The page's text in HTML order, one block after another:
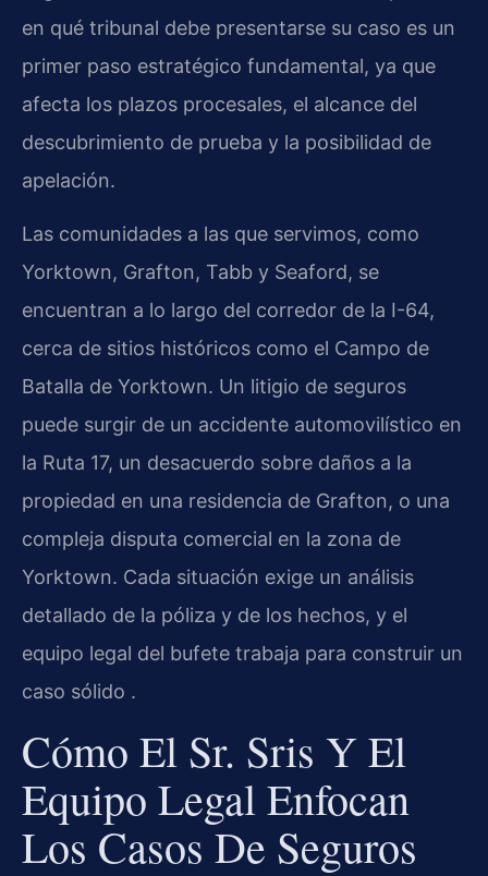
en qué tribunal debe presentarse su caso es un
primer paso estratégico fundamental, ya que
afecta los plazos procesales, el alcance del
descubrimiento de prueba y la posibilidad de
apelación.
Las comunidades a las que servimos, como
Yorktown, Grafton, Tabb y Seaford, se
encuentran a lo largo del corredor de la I-64,
cerca de sitios históricos como el Campo de
Batalla de Yorktown. Un litigio de seguros
puede surgir de un accidente automovilístico en
la Ruta 17, un desacuerdo sobre daños a la
propiedad en una residencia de Grafton, o una
compleja disputa comercial en la zona de
Yorktown. Cada situación exige un análisis
detallado de la póliza y de los hechos, y el
equipo legal del bufete trabaja para construir un
caso sólido .
Cómo El Sr. Sris Y El
Equipo Legal Enfocan
Los Casos De Seguros